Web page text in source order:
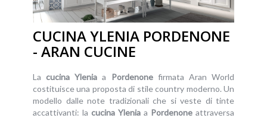
CUCINA YLENIA PORDENONE
- ARAN CUCINE
LacucinaYlenia a Pordenonefirmata Aran World
costituisce una proposta di stile country moderno. Un
modello dalle note tradizionali che si veste di tinte
accattivanti: la cucina Ylenia a Pordenone attraversa